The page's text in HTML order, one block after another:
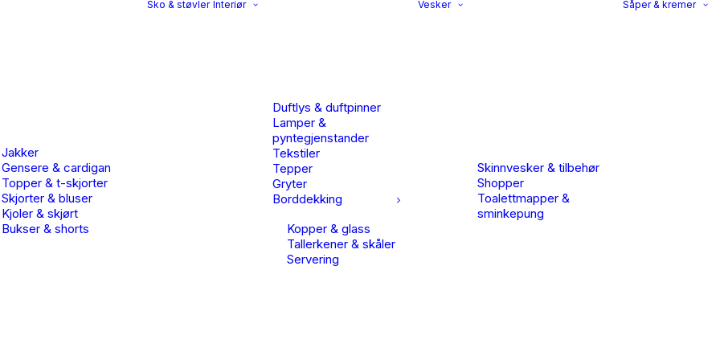
Jakker
Gensere & cardigan
Topper & t-skjorter
Skjorter & bluser
Kjoler & skjørt
Bukser & shorts
Sko & støvler Interiør
Duftlys & duftpinner
Lamper &
pyntegjenstander
Tekstiler
Tepper
Gryter
Borddekking
Kopper & glass
Tallerkener & skåler
Servering
Vesker
Skinnvesker & tilbehør
Shopper
Toalettmapper &
sminkepung
Såper & kremer